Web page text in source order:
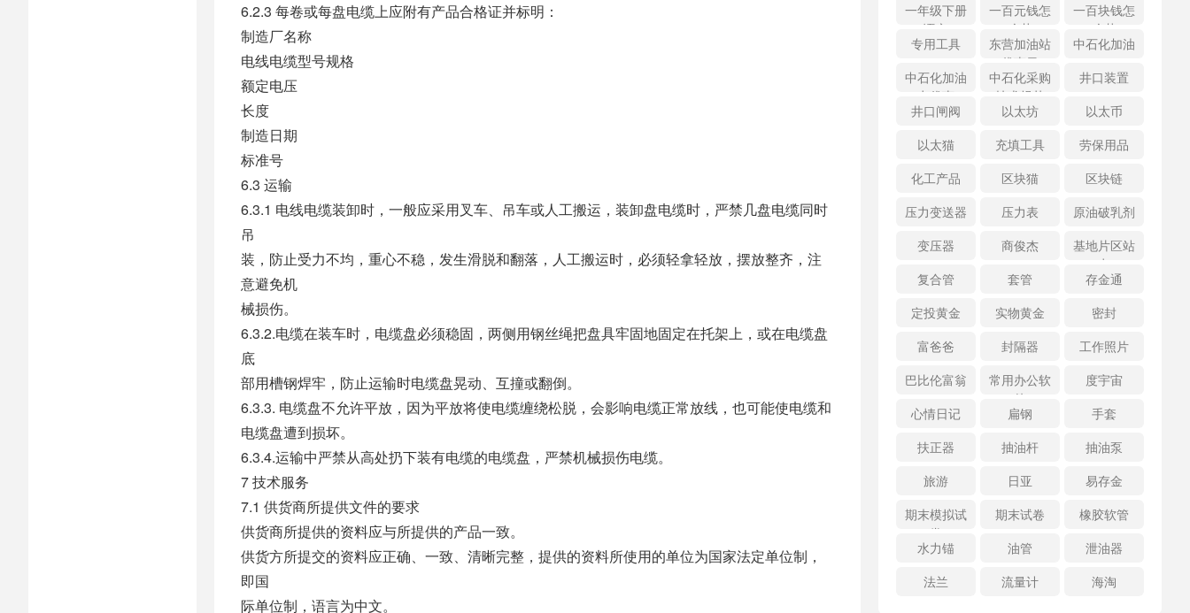
6.2.3 每卷或每盘电缆上应附有产品合格证并标明：
制造厂名称
电线电缆型号规格
额定电压
长度
制造日期
标准号
6.3 运输
6.3.1 电线电缆装卸时，一般应采用叉车、吊车或人工搬运，装卸盘电缆时，严禁几盘电缆同时
吊
装，防止受力不均，重心不稳，发生滑脱和翻落，人工搬运时，必须轻拿轻放，摆放整齐，注
意避免机
械损伤。
6.3.2.电缆在装车时，电缆盘必须稳固，两侧用钢丝绳把盘具牢固地固定在托架上，或在电缆盘
底
部用槽钢焊牢，防止运输时电缆盘晃动、互撞或翻倒。
6.3.3. 电缆盘不允许平放，因为平放将使电缆缠绕松脱，会影响电缆正常放线，也可能使电缆和
电缆盘遭到损坏。
6.3.4.运输中严禁从高处扔下装有电缆的电缆盘，严禁机械损伤电缆。
7 技术服务
7.1 供货商所提供文件的要求
供货商所提供的资料应与所提供的产品一致。
供货方所提交的资料应正确、一致、清晰完整，提供的资料所使用的单位为国家法定单位制，
即国
际单位制，语言为中文。
一年级下册
语文
一百元钱怎
么花
一百块钱怎
么花
专用工具
东营加油站
优惠日
中石化加油
中石化加油
卡优惠
中石化采购
技术规范
井口装置
井口闸阀
以太坊
以太币
以太猫
充填工具
劳保用品
化工产品
区块猫
区块链
压力变送器
压力表
原油破乳剂
变压器
商俊杰
基地片区站
点
复合管
套管
存金通
定投黄金
实物黄金
密封
富爸爸
封隔器
工作照片
巴比伦富翁
常用办公软
件
度宇宙
心情日记
扁钢
手套
扶正器
抽油杆
抽油泵
旅游
日亚
易存金
期末模拟试
卷
期末试卷
橡胶软管
水力锚
油管
泄油器
法兰
流量计 海淘